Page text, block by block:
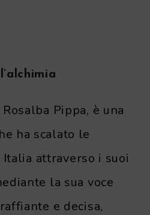
Pippa, è una
ha scalato le
attraverso i suoi
la sua voce
e decisa,